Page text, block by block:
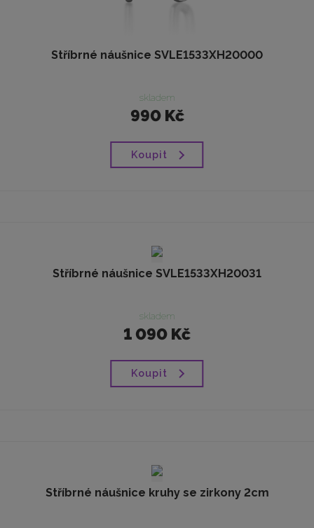
Stříbrné náušnice SVLE1533XH20000
skladem
990 Kč
Koupit
Stříbrné náušnice SVLE1533XH20031
skladem
1 090 Kč
Koupit
Stříbrné náušnice kruhy se zirkony 2cm